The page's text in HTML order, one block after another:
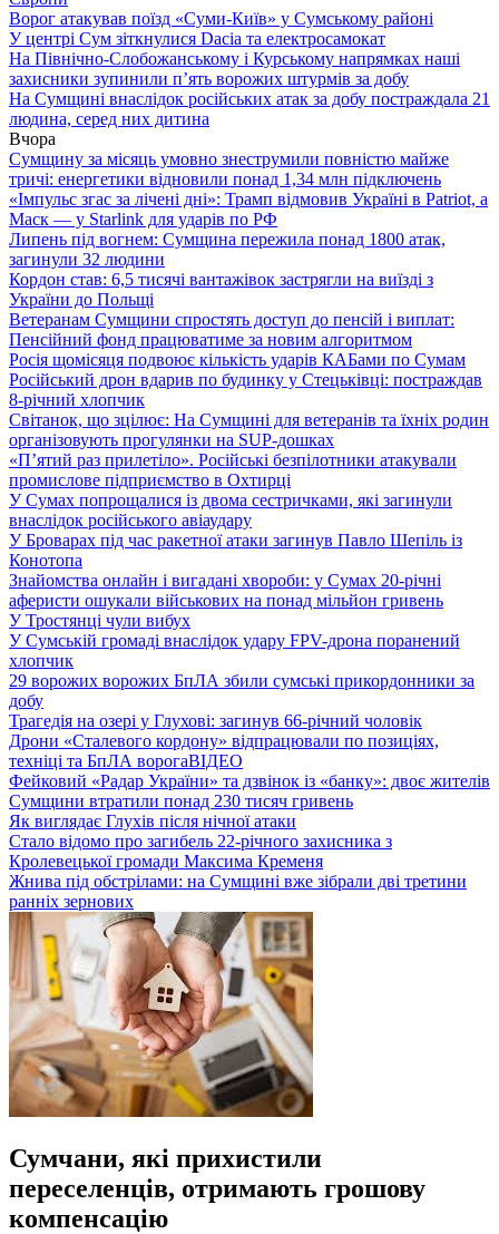
Ворог атакував поїзд «Суми-Київ» у Сумському районі
У центрі Сум зіткнулися Dacia та електросамокат
На Північно-Слобожанському і Курському напрямках наші
захисники зупинили п’ять ворожих штурмів за добу
На Сумщині внаслідок російських атак за добу постраждала 21
людина, серед них дитина
Вчора
Сумщину за місяць умовно знеструмили повністю майже
тричі: енергетики відновили понад 1,34 млн підключень
«Імпульс згас за лічені дні»: Трамп відмовив Україні в Patriot, а
Маск — у Starlink для ударів по РФ
Липень під вогнем: Сумщина пережила понад 1800 атак,
загинули 32 людини
Кордон став: 6,5 тисячі вантажівок застрягли на виїзді з
України до Польщі
Ветеранам Сумщини спростять доступ до пенсій і виплат:
Пенсійний фонд працюватиме за новим алгоритмом
Росія щомісяця подвоює кількість ударів КАБами по Сумам
Російський дрон вдарив по будинку у Стецьківці: постраждав
8-річний хлопчик
Світанок, що зцілює: На Сумщині для ветеранів та їхніх родин
організовують прогулянки на SUP-дошках
«П’ятий раз прилетіло». Російські безпілотники атакували
промислове підприємство в Охтирці
У Сумах попрощалися із двома сестричками, які загинули
внаслідок російського авіаудару
У Броварах під час ракетної атаки загинув Павло Шепіль із
Конотопа
Знайомства онлайн і вигадані хвороби: у Сумах 20-річні
аферисти ошукали військових на понад мільйон гривень
У Тростянці чули вибух
У Сумській громаді внаслідок удару FPV-дрона поранений
хлопчик
29 ворожих ворожих БпЛА збили сумські прикордонники за
добу
Трагедія на озері у Глухові: загинув 66-річний чоловік
Дрони «Сталевого кордону» відпрацювали по позиціях,
техніці та БпЛА ворогаВІДЕО
Фейковий «Радар України» та дзвінок із «банку»: двоє жителів
Сумщини втратили понад 230 тисяч гривень
Як виглядає Глухів після нічної атаки
Стало відомо про загибель 22-річного захисника з
Кролевецької громади Максима Кременя
Жнива під обстрілами: на Сумщині вже зібрали дві третини
ранніх зернових
Сумчани, які прихистили
переселенців, отримають грошову
компенсацію